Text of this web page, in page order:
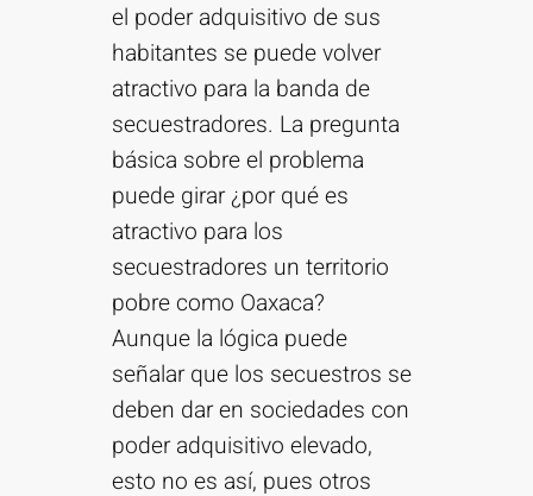
el poder adquisitivo de sus
habitantes se puede volver
atractivo para la banda de
secuestradores. La pregunta
básica sobre el problema
puede girar ¿por qué es
atractivo para los
secuestradores un territorio
pobre como Oaxaca?
Aunque la lógica puede
señalar que los secuestros se
deben dar en sociedades con
poder adquisitivo elevado,
esto no es así, pues otros